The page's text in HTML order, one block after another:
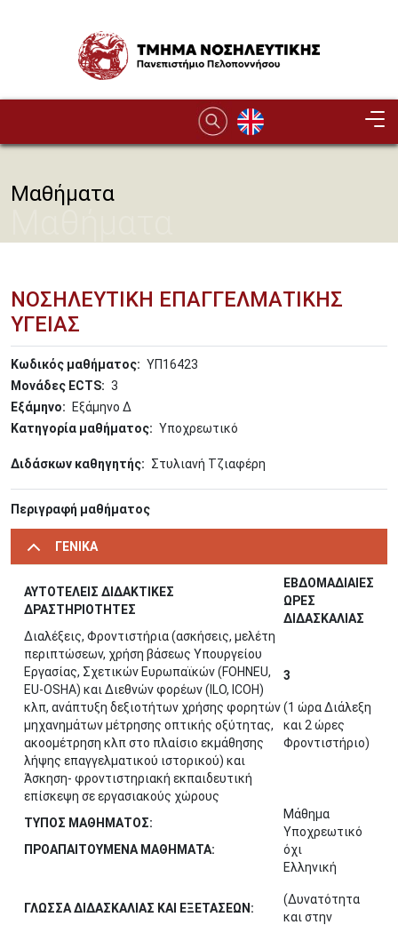
Image
Μαθήματα
ΝΟΣΗΛΕΥΤΙΚΗ ΕΠΑΓΓΕΛΜΑΤΙΚΗΣ
ΥΓΕΙΑΣ
Κωδικός μαθήματος
ΥΠ16423
Μονάδες ECTS
3
Εξάμηνο
Εξάμηνο Δ
Κατηγορία μαθήματος
Υποχρεωτικό
Διδάσκων καθηγητής Στυλιανή Τζιαφέρη
Περιγραφή μαθήματος
ΓΕΝΙΚΑ
ΑΥΤΟΤΕΛΕΙΣ ΔΙΔΑΚΤΙΚΕΣ
ΔΡΑΣΤΗΡΙΟΤΗΤΕΣ
ΕΒΔΟΜΑΔΙΑΙΕΣ
ΩΡΕΣ
ΔΙΔΑΣΚΑΛΙΑΣ
Διαλέξεις, Φροντιστήρια (ασκήσεις, μελέτη
περιπτώσεων, χρήση βάσεως Υπουργείου
Εργασίας, Σχετικών Ευρωπαϊκών (FOHNEU,
EU-OSHA) και Διεθνών φορέων (ILO, ICOH)
κλπ, ανάπτυξη δεξιοτήτων χρήσης φορητών
μηχανημάτων μέτρησης οπτικής οξύτητας,
ακοομέτρηση κλπ στο πλαίσιο εκμάθησης
λήψης επαγγελματικού ιστορικού) και
Άσκηση- φροντιστηριακή εκπαιδευτική
επίσκεψη σε εργασιακούς χώρους
3
(1 ώρα Διάλεξη
και 2 ώρες
Φροντιστήριο)
ΤΥΠΟΣ ΜΑΘΗΜΑΤΟΣ:
Μάθημα
Υποχρεωτικό
ΠΡΟΑΠΑΙΤΟΥΜΕΝΑ ΜΑΘΗΜΑΤΑ:
όχι
ΓΛΩΣΣΑ ΔΙΔΑΣΚΑΛΙΑΣ ΚΑΙ ΕΞΕΤΑΣΕΩΝ:
Ελληνική
(Δυνατότητα
και στην